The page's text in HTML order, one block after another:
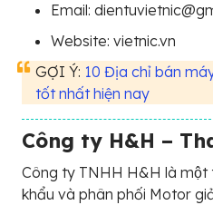
Email:
Website: vietnic.vn
GỢI Ý: 10 Địa chỉ bán
tốt nhất hiện nay
Công ty H&H –
Công ty TNHH H&H là một
khẩu và phân phối Motor